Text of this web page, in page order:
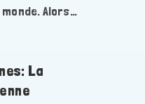
Alors…
La